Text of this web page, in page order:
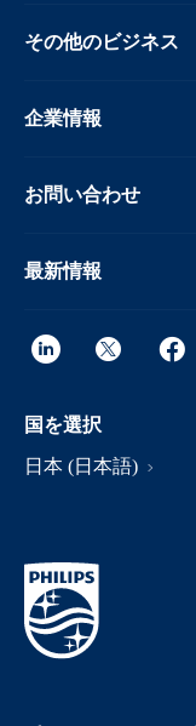
その他のビジネス
企業情報
お問い合わせ
最新情報
国を選択
日本 (日本語)